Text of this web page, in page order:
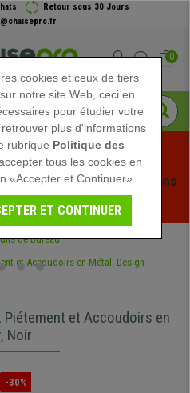
Retour sous 30 Jours
0
Chaisepro ! Des réductions
limitée - Voir l'offre
de Bureau
Piétement et Accoudoirs en
Noir
-30%
cookies et ceux de tiers
notre site Web, ceci en
pour étudier votre
plus d'informations
rubrique Politique des
tous les cookies en
«Accepter et Continuer»
ET CONTINUER